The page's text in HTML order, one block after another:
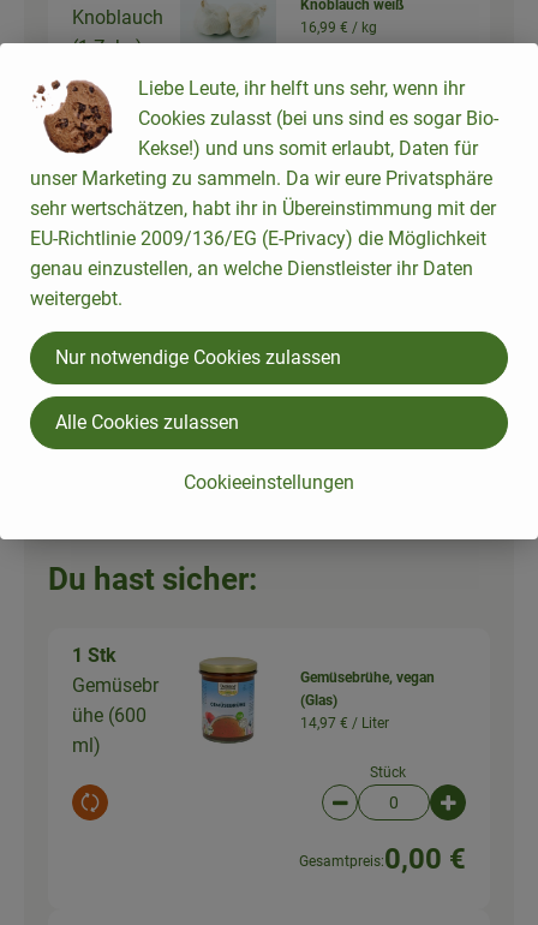
Knoblauch
(1 Zehe)
Auswahl ändern
Knoblauch weiß
16,99 € / kg
kg
Artikelanzahl
Gesamtpreis: 1,70 €
glatte
Artikelanzahl
3,49 €
Du hast sicher:
1 Stk
Gemüsebr
ühe (600
ml)
Auswahl ändern
Gemüsebrühe, vegan
(Glas)
14,97 € / Liter
Stück
Artikelanzahl
Gesamtpreis:0,00 €
Liebe Leute, ihr helft uns sehr, wenn ihr
Cookies zulasst (bei uns sind es sogar Bio-
Kekse!) und uns somit erlaubt, Daten für
unser Marketing zu sammeln. Da wir eure Privatsphäre
sehr wertschätzen, habt ihr in Übereinstimmung mit der
EU-Richtlinie 2009/136/EG (E-Privacy) die Möglichkeit
genau einzustellen, an welche Dienstleister ihr Daten
weitergebt.
Cookieeinstellungen
Nur notwendige Cookies zulassen
Alle Cookies zulassen